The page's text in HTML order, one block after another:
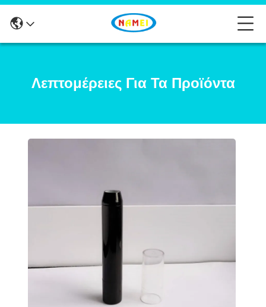
Λεπτομέρειες Για Τα Προϊόντα